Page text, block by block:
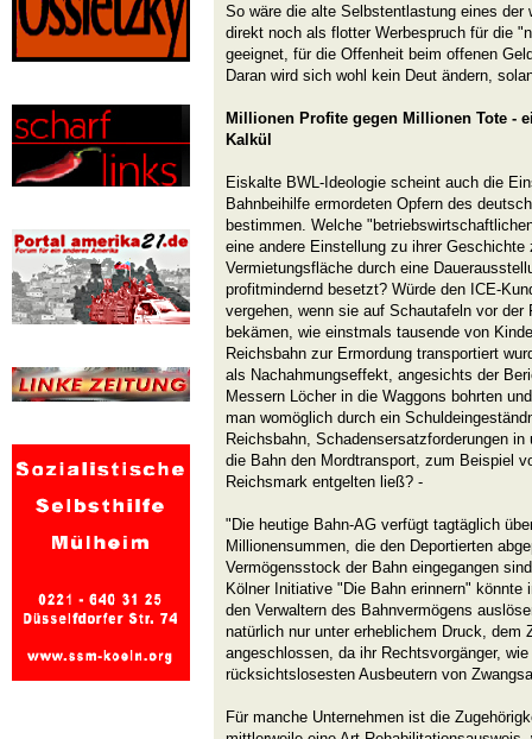
So wäre die alte Selbstentlastung eines der
direkt noch als flotter Werbespruch für die
geeignet, für die Offenheit beim offenen
Daran wird sich wohl kein Deut ändern,
Millionen Profite gegen Millionen Tote -
Kalkül
Eiskalte BWL-Ideologie scheint auch die
Bahnbeihilfe ermordeten Opfern des
bestimmen. Welche
eine andere Einstellung zu ihrer
Vermietungsfläche durch eine
profitmindernd besetzt? Würde den ICE-
vergehen, wenn sie auf Schautafeln vor der
bekämen, wie einstmals tausende von
Reichsbahn zur Ermordung transportiert
als Nachahmungseffekt, angesichts der
Messern Löcher in die Waggons bohrten
man womöglich durch ein
Reichsbahn, Schadensersatzforderungen
die Bahn den Mordtransport, zum Beispiel
Reichsmark entgelten ließ? -
"Die heutige Bahn-AG verfügt tagtäglich
Millionensummen, die den Deportierten
Vermögensstock der Bahn eingegangen
Kölner Initiative "Die Bahn erinnern" könnte
den Verwaltern des Bahnvermögens
natürlich nur unter erheblichem Druck, dem
angeschlossen, da ihr Rechtsvorgänger,
rücksichtslosesten Ausbeutern von
Für manche Unternehmen ist die